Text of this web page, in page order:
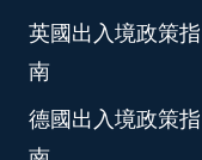
英國出入境政策指
南
德國出入境政策指